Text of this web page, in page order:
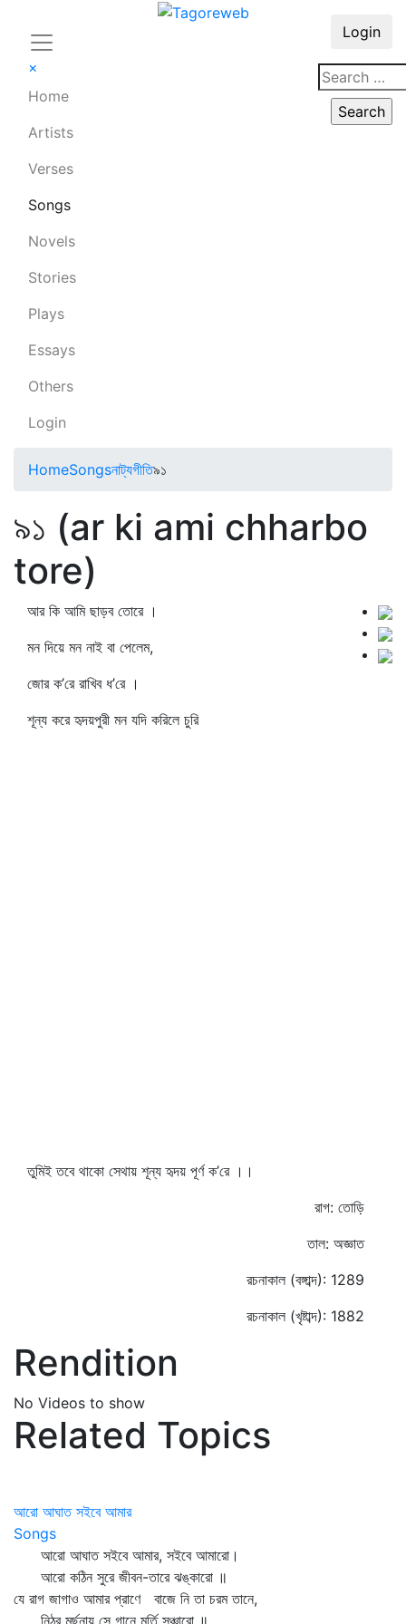
×
Home
Artists
Verses
Songs
Novels
Stories
Plays
Essays
Others
Login
Login
HomeSongsনাট্যগীতি৯১
৯১ (ar ki ami chharbo
tore)
আর কি আমি ছাড়ব তোরে ।
মন দিয়ে মন নাই বা পেলেম,
জোর ক’রে রাখিব ধ’রে ।
শূন্য করে হৃদয়পুরী মন যদি করিলে চুরি
তুমিই তবে থাকো সেথায় শূন্য হৃদয় পূর্ণ ক’রে ।।
রাগ: তোড়ি
তাল: অজ্ঞাত
রচনাকাল (বঙ্গাব্দ): 1289
রচনাকাল (খৃষ্টাব্দ): 1882
Rendition
No Videos to show
Related Topics
আরো আঘাত সইবে আমার
Songs
আরো আঘাত সইবে আমার, সইবে আমারো।
আরো কঠিন সুরে জীবন-তারে ঝঙ্কারো ॥
যে রাগ জাগাও আমার প্রাণে বাজে নি তা চরম তানে,
নিঠুর মূর্ছনায় সে গানে মূর্তি সঞ্চারো ॥